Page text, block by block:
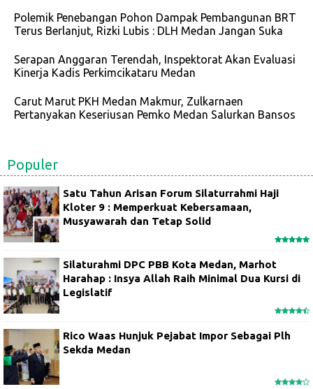
Polemik Penebangan Pohon Dampak Pembangunan BRT
Terus Berlanjut, Rizki Lubis : DLH Medan Jangan Suka
Serapan Anggaran Terendah, Inspektorat Akan Evaluasi
Kinerja Kadis Perkimcikataru Medan
Carut Marut PKH Medan Makmur, Zulkarnaen
Pertanyakan Keseriusan Pemko Medan Salurkan Bansos
Populer
Satu Tahun Arisan Forum Silaturrahmi Haji
Kloter 9 : Memperkuat Kebersamaan,
Musyawarah dan Tetap Solid
Silaturahmi DPC PBB Kota Medan, Marhot
Harahap : Insya Allah Raih Minimal Dua Kursi di
Legislatif
Rico Waas Hunjuk Pejabat Impor Sebagai Plh
Sekda Medan